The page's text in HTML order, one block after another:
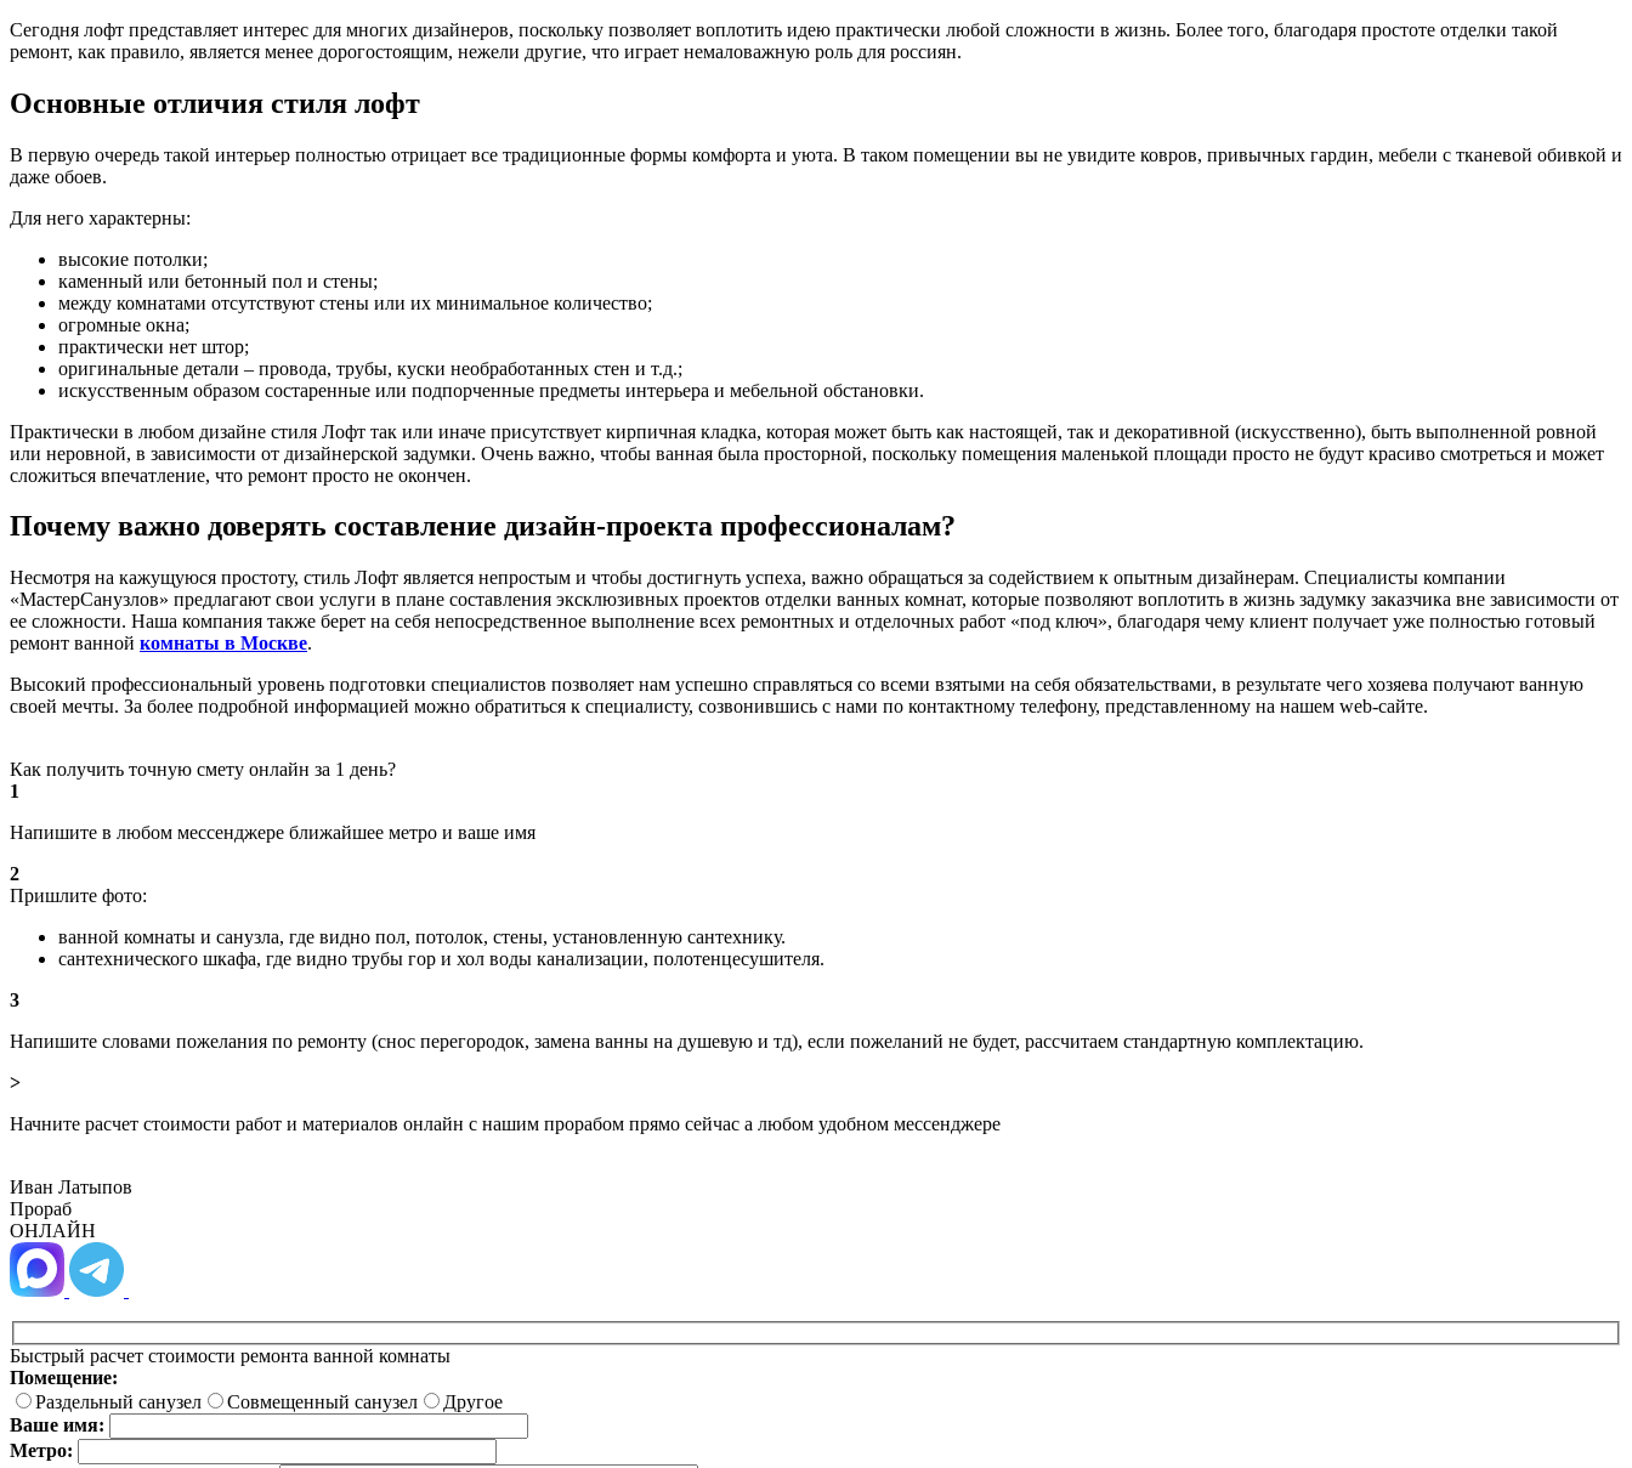
Сегодня лофт представляет интерес для многих дизайнеров, поскольку позволяет воплотить идею практически любой сложности в жизнь. Более того, благодаря простоте отделки такой
ремонт, как правило, является менее дорогостоящим, нежели другие, что играет немаловажную роль для россиян.
Основные отличия стиля лофт
В первую очередь такой интерьер полностью отрицает все традиционные формы комфорта и уюта. В таком помещении вы не увидите ковров, привычных гардин, мебели с тканевой обивкой и
даже обоев.
Для него характерны:
высокие потолки;
каменный или бетонный пол и стены;
между комнатами отсутствуют стены или их минимальное количество;
огромные окна;
практически нет штор;
оригинальные детали – провода, трубы, куски необработанных стен и т.д.;
искусственным образом состаренные или подпорченные предметы интерьера и мебельной обстановки.
Практически в любом дизайне стиля Лофт так или иначе присутствует кирпичная кладка, которая может быть как настоящей, так и декоративной (искусственно), быть выполненной ровной
или неровной, в зависимости от дизайнерской задумки. Очень важно, чтобы ванная была просторной, поскольку помещения маленькой площади просто не будут красиво смотреться и может
сложиться впечатление, что ремонт просто не окончен.
Почему важно доверять составление дизайн-проекта профессионалам?
Несмотря на кажущуюся простоту, стиль Лофт является непростым и чтобы достигнуть успеха, важно обращаться за содействием к опытным дизайнерам. Специалисты компании
«МастерСанузлов» предлагают свои услуги в плане составления эксклюзивных проектов отделки ванных комнат, которые позволяют воплотить в жизнь задумку заказчика вне зависимости от
ее сложности. Наша компания также берет на себя непосредственное выполнение всех ремонтных и отделочных работ «под ключ», благодаря чему клиент получает уже полностью готовый
ремонт ванной комнаты в Москве.
Высокий профессиональный уровень подготовки специалистов позволяет нам успешно справляться со всеми взятыми на себя обязательствами, в результате чего хозяева получают ванную
своей мечты. За более подробной информацией можно обратиться к специалисту, созвонившись с нами по контактному телефону, представленному на нашем web-сайте.
Как получить точную смету онлайн за 1 день?
1
Напишите в любом мессенджере ближайшее метро и ваше имя
2
Пришлите фото:
ванной комнаты и санузла, где видно пол, потолок, стены, установленную сантехнику.
сантехнического шкафа, где видно трубы гор и хол воды канализации, полотенцесушителя.
3
Напишите словами пожелания по ремонту (снос перегородок, замена ванны на душевую и тд), если пожеланий не будет, рассчитаем стандартную комплектацию.
>
Начните расчет стоимости работ и материалов онлайн с нашим прорабом прямо сейчас а любом удобном мессенджере
Иван Латыпов
Прораб
ОНЛАЙН
Быстрый расчет стоимости ремонта ванной комнаты
Помещение:
Раздельный санузел
Совмещенный санузел
Другое
Ваше имя:
Метро: